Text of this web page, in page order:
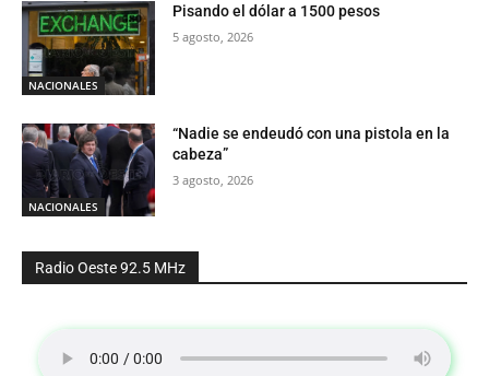
NACIONALES
Pisando el dólar a 1500 pesos
5 agosto, 2026
NACIONALES
“Nadie se endeudó con una pistola en la
cabeza”
3 agosto, 2026
Radio Oeste 92.5 MHz